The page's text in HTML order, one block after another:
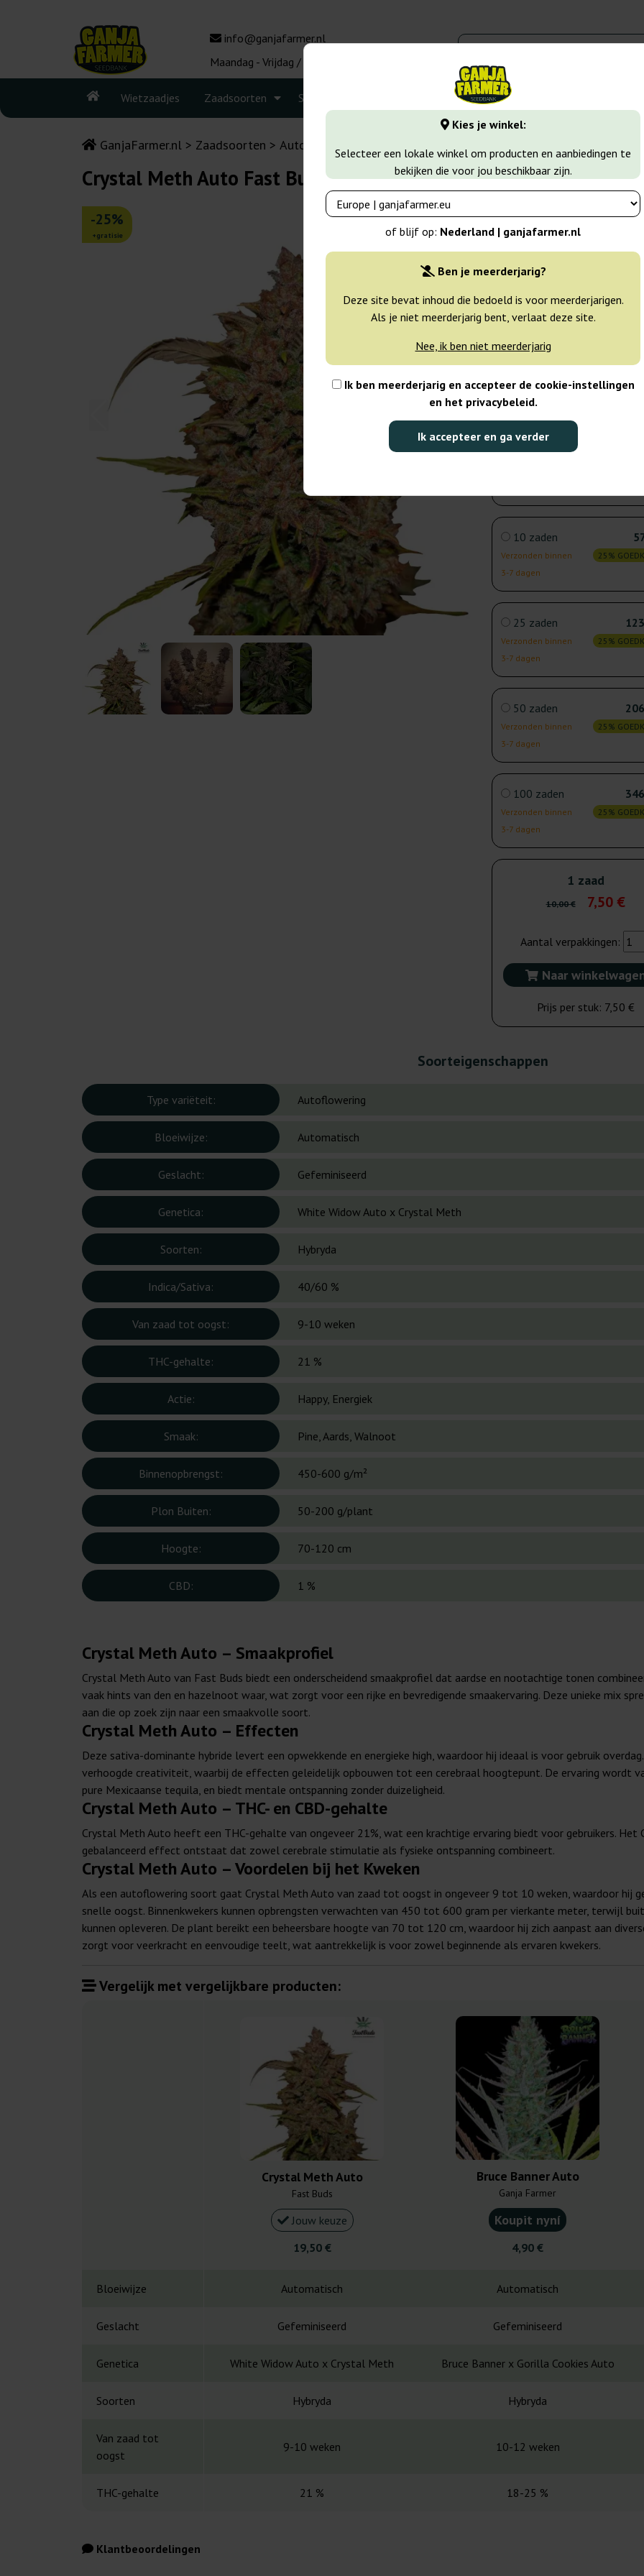
Kies je winkel:
Selecteer een lokale winkel om producten en aanbiedingen te
bekijken die voor jou beschikbaar zijn.
of blijf op: Nederland | ganjafarmer.nl
Ben je meerderjarig?
Deze site bevat inhoud die bedoeld is voor meerderjarigen.
Als je niet meerderjarig bent, verlaat deze site.
Nee, ik ben niet meerderjarig
Ik ben meerderjarig en accepteer de cookie-instellingen
en het privacybeleid.
Ik accepteer en ga verder
info@ganjafarmer.nl
Maandag - Vrijdag / 10:00 - 16:00
Wietzaadjes Zaadsoorten Seedbanks Meer
GanjaFarmer.nl Zaadsoorten Autoflower Wietzaadjes
Crystal Meth Auto Fast Buds
-25%
+gratisie
Fast Buds
1 zaad
Vandaag
3 zaden
Niet beschikbaar
5 zaden
10 zaden
Verzonden binnen
3-7 dagen
25%
25 zaden
Verzonden binnen
3-7 dagen
25%
50 zaden
Verzonden binnen
3-7 dagen
25%
100 zaden
Verzonden binnen
3-7 dagen
25%
1 zaad
10,00 € 7,50 €
Aantal verpakkingen:
Naar
Prijs per stuk: 7,50 €
Soorteigenschappen
Type variëteit: Autoflowering
Bloeiwijze: Automatisch
Geslacht: Gefeminiseerd
Genetica: White Widow Auto x Crystal Meth
Soorten: Hybryda
Indica/Sativa: 40/60 %
Van zaad tot oogst: 9-10 weken
THC-gehalte: 21 %
Actie: Happy, Energiek
Smaak: Pine, Aards, Walnoot
Binnenopbrengst: 450-600 g/m²
Plon Buiten: 50-200 g/plant
Hoogte: 70-120 cm
CBD: 1 %
Crystal Meth Auto – Smaakprofiel
Crystal Meth Auto van Fast Buds biedt een onderscheidend smaakprofiel dat aardse en nootachtige tonen
vaak hints van den en hazelnoot waar, wat zorgt voor een rijke en bevredigende smaakervaring. Deze unieke mix
aan die op zoek zijn naar een smaakvolle soort.
Crystal Meth Auto – Effecten
Deze sativa-dominante hybride levert een opwekkende en energieke high, waardoor hij ideaal is voor gebruik
verhoogde creativiteit, waarbij de effecten geleidelijk opbouwen tot een cerebraal hoogtepunt. De ervaring wordt
pure Mexicaanse tequila, en biedt mentale ontspanning zonder duizeligheid.
Crystal Meth Auto – THC- en CBD-gehalte
Crystal Meth Auto heeft een THC-gehalte van ongeveer 21%, wat een krachtige ervaring biedt voor gebruikers.
gebalanceerd effect ontstaat dat zowel cerebrale stimulatie als fysieke ontspanning combineert.
Crystal Meth Auto – Voordelen bij het Kweken
Als een autoflowering soort gaat Crystal Meth Auto van zaad tot oogst in ongeveer 9 tot 10 weken, waardoor hij
snelle oogst. Binnenkwekers kunnen opbrengsten verwachten van 450 tot 600 gram per vierkante meter, terwijl
kunnen opleveren. De plant bereikt een beheersbare hoogte van 70 tot 120 cm, waardoor hij zich aanpast aan
zorgt voor veerkracht en eenvoudige teelt, wat aantrekkelijk is voor zowel beginnende als ervaren kwekers.
Vergelijk met vergelijkbare producten:
Crystal Meth Auto
Fast Buds
Jouw keuze
19,50 €
Bruce Banner Auto
Ganja Farmer
Koupit nyní
4,90 €
Bloeiwijze Automatisch Automatisch
Geslacht Gefeminiseerd Gefeminiseerd
Genetica White Widow Auto x Crystal Meth Bruce Banner x Gorilla Cookies Auto
Soorten Hybryda Hybryda
Van zaad tot
oogst
9-10 weken 10-12 weken
THC-gehalte 21 % 18-25 %
Klantbeoordelingen